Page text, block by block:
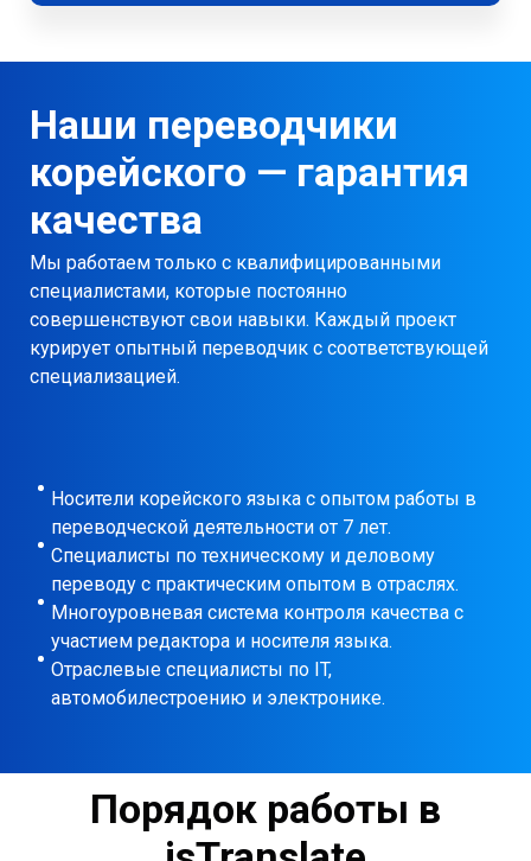
Наши переводчики
корейского — гарантия
качества
Мы работаем только с квалифицированными
специалистами, которые постоянно
совершенствуют свои навыки. Каждый проект
курирует опытный переводчик с соответствующей
специализацией.
Носители корейского языка с опытом работы в
переводческой деятельности от 7 лет.
Специалисты по техническому и деловому
переводу с практическим опытом в отраслях.
Многоуровневая система контроля качества с
участием редактора и носителя языка.
Отраслевые специалисты по IT,
автомобилестроению и электронике.
Порядок работы в